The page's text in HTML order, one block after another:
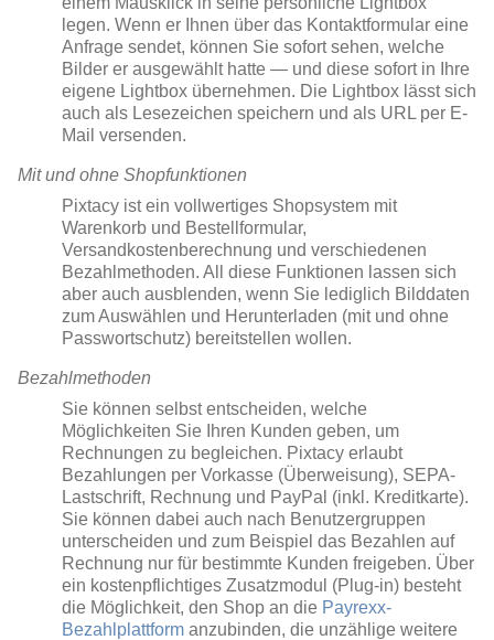
legen. Wenn er Ihnen über das Kontaktformular eine
Anfrage sendet, können Sie sofort sehen, welche
Bilder er ausgewählt hatte — und diese sofort in Ihre
eigene Lightbox übernehmen. Die Lightbox lässt sich
auch als Lesezeichen speichern und als URL per E-
Mail versenden.
Mit und ohne Shopfunktionen
Pixtacy ist ein vollwertiges Shopsystem mit
Warenkorb und Bestellformular,
Versandkostenberechnung und verschiedenen
Bezahlmethoden. All diese Funktionen lassen sich
aber auch ausblenden, wenn Sie lediglich Bilddaten
zum Auswählen und Herunterladen (mit und ohne
Passwortschutz) bereitstellen wollen.
Bezahlmethoden
Sie können selbst entscheiden, welche
Möglichkeiten Sie Ihren Kunden geben, um
Rechnungen zu begleichen. Pixtacy erlaubt
Bezahlungen per Vorkasse (Überweisung), SEPA-
Lastschrift, Rechnung und PayPal (inkl. Kreditkarte).
Sie können dabei auch nach Benutzergruppen
unterscheiden und zum Beispiel das Bezahlen auf
Rechnung nur für bestimmte Kunden freigeben. Über
ein kostenpflichtiges Zusatzmodul (Plug-in) besteht
die Möglichkeit, den Shop an die Payrexx-
Bezahlplattform anzubinden, die unzählige weitere